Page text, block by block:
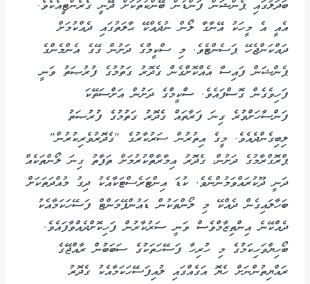
ބަދަލުގައި ޕެންޝަން ފަންޑުން ބޭންކުތަކަށް ދޭނީ ގެރެންޓީއެކެވެ.
އެއީ އެ މީހަކު އޭނާގާ ލޯން ނުދެއްކޭ ޙާލަތުގައި ދެއްކުމަށް
ދައްކަންޖެހޭ ޕަސެންޓެވެ. މި ސްކީމްގެ ދަށުން ގޭގެ އެންމެންގެ
ޕެންޝަން ފައިސާ އެއްކޮށްގެން ގެދޮރު ގަތުމުގެ ފުރުޞަތު ވަނީ
ފަހިވެގެން ގޮސްފައެވެ. ސްކީމްގެ ދަށުން އަށްސަތޭކަ
ފަންސާހަށްވުރެ ގިނަ ފަރާތައް ގެދޮރު ގަތުމުގެ ފުރުޞަތު
ލިބިގެންދެއެވެ. މީގެ އިތުރުން ސަރުކާރުގެ "ގެދޮރުވެރިކުރުން"
ޕްރޮގްރާމުގެ ދަށުން، ގެދޮރު އިމާރާތްކުރުމަށް ތަފާތު ގިނަ ލޯންތަކެއް
ދަނީ ދޫކުރައްވަމުންނެވެ. ކުޑަ އިންޓަރެސްޓަކާއެކު ދިގު މުއްދަތަކަށް
ބަހާލައިގެން ދެއްކޭ މި ލޯންތަކުން ޑައުންޕޭމަންޓް ފަސޭހަކަމާއެކު
ދެއްކޭނެ އިންތިޒާމްވެސް ވަނީ ސަރުކާރުން ފަހިކޮށްދެއްވާފައެވެ.
ބޯހިޔާވަހިކަމުގެ މި ހުރިހާ ފަސޭހަތަކުގެ ސަބަބުން ރާއްޖޭގެ
ރައްޔިތުންނަށް ހެޔޮ އަގެއްގައި ލުއިފަސޭހަކަމާއެކު ގެދޮރު